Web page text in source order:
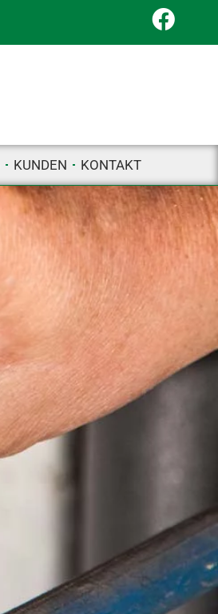
KUNDEN KONTAKT